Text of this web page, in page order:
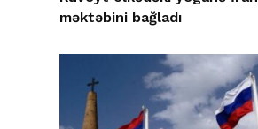
məktəbini bağladı